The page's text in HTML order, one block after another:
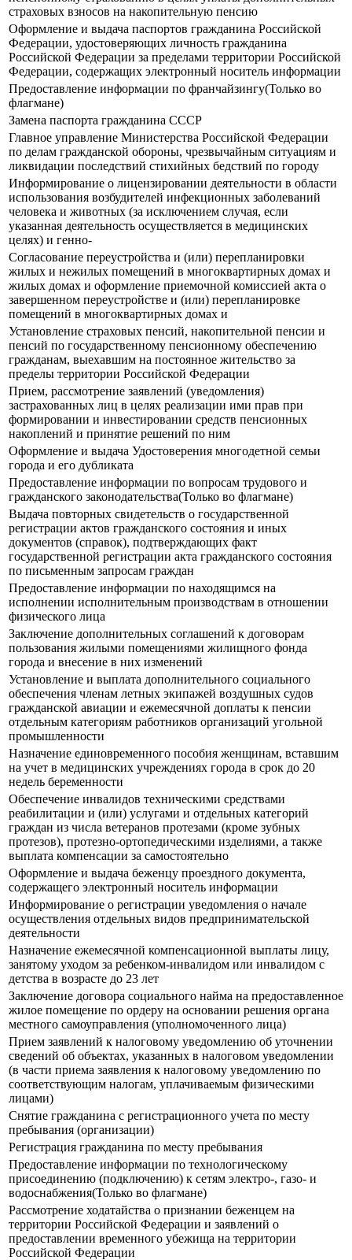
страховых взносов на накопительную пенсию
Оформление и выдача паспортов гражданина Российской
Федерации, удостоверяющих личность гражданина
Российской Федерации за пределами территории Российской
Федерации, содержащих электронный носитель информации
Предоставление информации по франчайзингу(Только во
флагмане)
Замена паспорта гражданина СССР
Главное управление Министерства Российской Федерации
по делам гражданской обороны, чрезвычайным ситуациям и
ликвидации последствий стихийных бедствий по городу
Информирование о лицензировании деятельности в области
использования возбудителей инфекционных заболеваний
человека и животных (за исключением случая, если
указанная деятельность осуществляется в медицинских
целях) и генно-
Согласование переустройства и (или) перепланировки
жилых и нежилых помещений в многоквартирных домах и
жилых домах и оформление приемочной комиссией акта о
завершенном переустройстве и (или) перепланировке
помещений в многоквартирных домах и
Установление страховых пенсий, накопительной пенсии и
пенсий по государственному пенсионному обеспечению
гражданам, выехавшим на постоянное жительство за
пределы территории Российской Федерации
Прием, рассмотрение заявлений (уведомления)
застрахованных лиц в целях реализации ими прав при
формировании и инвестировании средств пенсионных
накоплений и принятие решений по ним
Оформление и выдача Удостоверения многодетной семьи
города и его дубликата
Предоставление информации по вопросам трудового и
гражданского законодательства(Только во флагмане)
Выдача повторных свидетельств о государственной
регистрации актов гражданского состояния и иных
документов (справок), подтверждающих факт
государственной регистрации акта гражданского состояния
по письменным запросам граждан
Предоставление информации по находящимся на
исполнении исполнительным производствам в отношении
физического лица
Заключение дополнительных соглашений к договорам
пользования жилыми помещениями жилищного фонда
города и внесение в них изменений
Установление и выплата дополнительного социального
обеспечения членам летных экипажей воздушных судов
гражданской авиации и ежемесячной доплаты к пенсии
отдельным категориям работников организаций угольной
промышленности
Назначение единовременного пособия женщинам, вставшим
на учет в медицинских учреждениях города в срок до 20
недель беременности
Обеспечение инвалидов техническими средствами
реабилитации и (или) услугами и отдельных категорий
граждан из числа ветеранов протезами (кроме зубных
протезов), протезно-ортопедическими изделиями, а также
выплата компенсации за самостоятельно
Оформление и выдача беженцу проездного документа,
содержащего электронный носитель информации
Информирование о регистрации уведомления о начале
осуществления отдельных видов предпринимательской
деятельности
Назначение ежемесячной компенсационной выплаты лицу,
занятому уходом за ребенком-инвалидом или инвалидом с
детства в возрасте до 23 лет
Заключение договора социального найма на предоставленное
жилое помещение по ордеру на основании решения органа
местного самоуправления (уполномоченного лица)
Прием заявлений к налоговому уведомлению об уточнении
сведений об объектах, указанных в налоговом уведомлении
(в части приема заявления к налоговому уведомлению по
соответствующим налогам, уплачиваемым физическими
лицами)
Снятие гражданина с регистрационного учета по месту
пребывания (организации)
Регистрация гражданина по месту пребывания
Предоставление информации по технологическому
присоединению (подключению) к сетям электро-, газо- и
водоснабжения(Только во флагмане)
Рассмотрение ходатайства о признании беженцем на
территории Российской Федерации и заявлений о
предоставлении временного убежища на территории
Российской Федерации